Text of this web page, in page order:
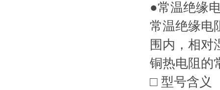
●常温绝缘
常温绝缘电
围内，相对
铜热电阻的
□ 型号含义